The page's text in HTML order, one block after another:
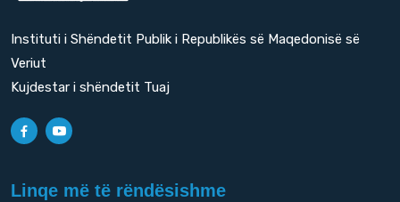
Instituti i Shëndetit Publik i Republikës së Maqedonisë së
Veriut
Kujdestar i shëndetit Tuaj
Linqe më të rëndësishme